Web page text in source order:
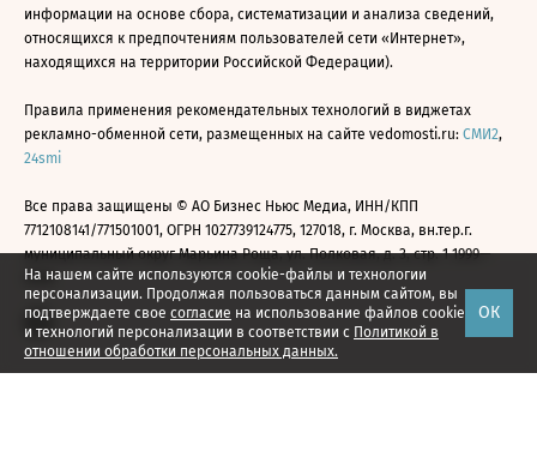
На нашем сайте используются cookie-файлы и технологии
персонализации. Продолжая пользоваться данным сайтом, вы
подтверждаете свое согласие на использование файлов cookie
и технологий персонализации в соответствии с Политикой в
отношении обработки персональных данных.
ОК
информации на основе сбора, систематизации и анализа сведений,
относящихся к предпочтениям пользователей сети «Интернет»,
находящихся на территории Российской Федерации).
Правила применения рекомендательных технологий в виджетах
рекламно-обменной сети, размещенных на сайте vedomosti.ru: СМИ2,
24smi
Все права защищены © АО Бизнес Ньюс Медиа, ИНН/КПП
7712108141/771501001, ОГРН 1027739124775, 127018, г. Москва, вн.тер.г.
муниципальный округ Марьина Роща, ул. Полковая, д. 3, стр. 1 1999—
2026